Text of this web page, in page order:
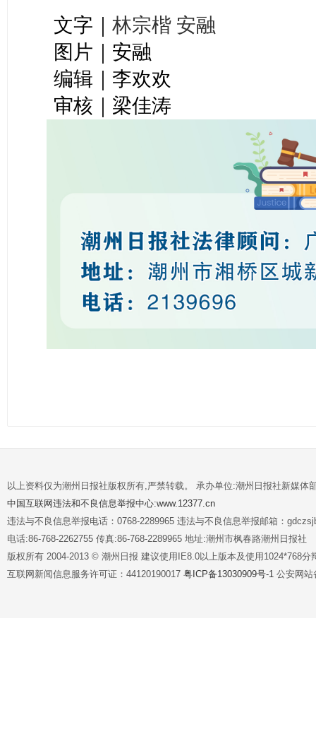
文字｜林宗楷 安融
图片｜安融
编辑｜李欢欢
审核｜梁佳涛
以上资料仅为潮州日报社版权所有,严禁转载。 承办单位:潮州日报社新媒体
中国互联网违法和不良信息举报中心:www.12377.cn
违法与不良信息举报电话：0768-2289965 违法与不良信息举报邮箱：
电话:86-768-2262755 传真:86-768-2289965 地址:潮州市枫春路潮州日报社
版权所有 2004-2013 © 潮州日报 建议使用IE8.0以上版本及使用1024*768分
互联网新闻信息服务许可证：44120190017 粤ICP备13030909号-1 公安网站